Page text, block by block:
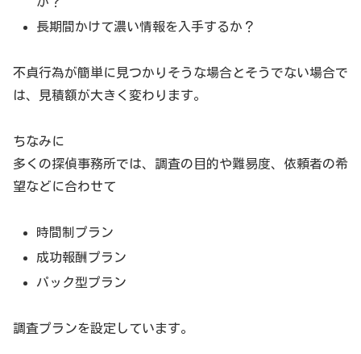
長期間かけて濃い情報を入手するか？
不貞行為が簡単に見つかりそうな場合とそうでない場合で
は、見積額が大きく変わります。
ちなみに
多くの探偵事務所では、調査の目的や難易度、依頼者の希
望などに合わせて
時間制プラン
成功報酬プラン
パック型プラン
調査プランを設定しています。